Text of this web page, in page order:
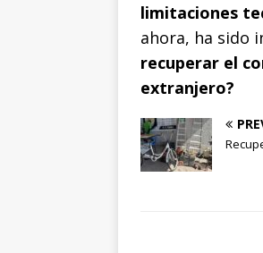
limitaciones
ahora, ha sido
recuperar el
extranjero?